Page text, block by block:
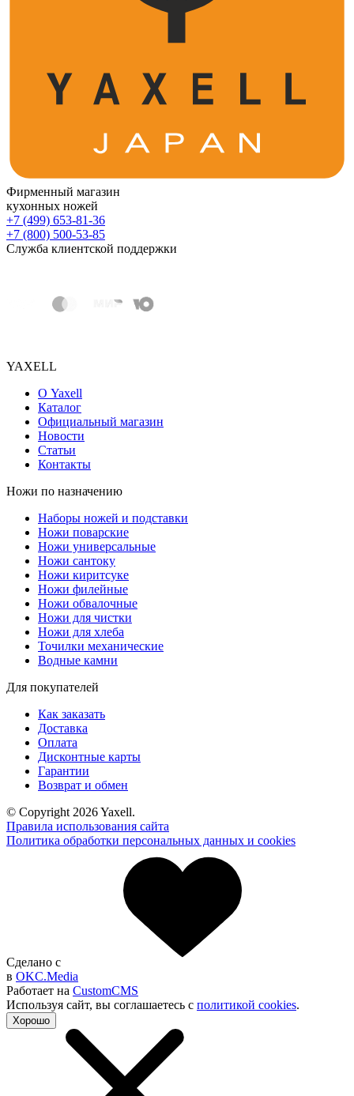
Фирменный магазин
кухонных ножей
+7 (499) 653-81-36
+7 (800) 500-53-85
Служба клиентской поддержки
YAXELL
О Yaxell
Каталог
Официальный магазин
Новости
Статьи
Контакты
Ножи по назначению
Наборы ножей и подставки
Ножи поварские
Ножи универсальные
Ножи сантоку
Ножи киритсуке
Ножи филейные
Ножи обвалочные
Ножи для чистки
Ножи для хлеба
Точилки механические
Водные камни
Для покупателей
Как заказать
Доставка
Оплата
Дисконтные карты
Гарантии
Возврат и обмен
© Copyright 2026 Yaxell.
Правила использования сайта
Политика обработки персональных данных и cookies
Сделано с
в OKC.Media
Работает на CustomCMS
Используя сайт, вы согла­шаетесь с политикой cookies.
Хорошо